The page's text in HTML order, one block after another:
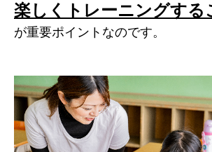
楽しくトレーニングする
が重要ポイントなのです。